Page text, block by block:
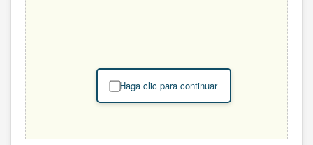
Haga clic para continuar